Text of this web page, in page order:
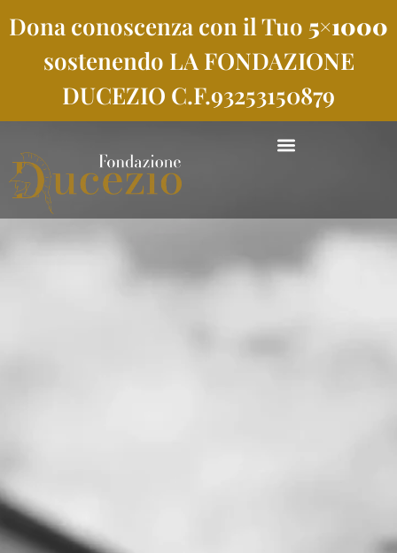
Dona conoscenza con il Tuo 5×1000
sostenendo LA FONDAZIONE
DUCEZIO C.F.93253150879